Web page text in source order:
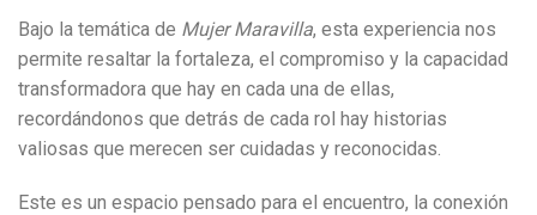
Bajo la temática de Mujer Maravilla, esta experiencia nos
permite resaltar la fortaleza, el compromiso y la capacidad
transformadora que hay en cada una de ellas,
recordándonos que detrás de cada rol hay historias
valiosas que merecen ser cuidadas y reconocidas.
Este es un espacio pensado para el encuentro, la conexión